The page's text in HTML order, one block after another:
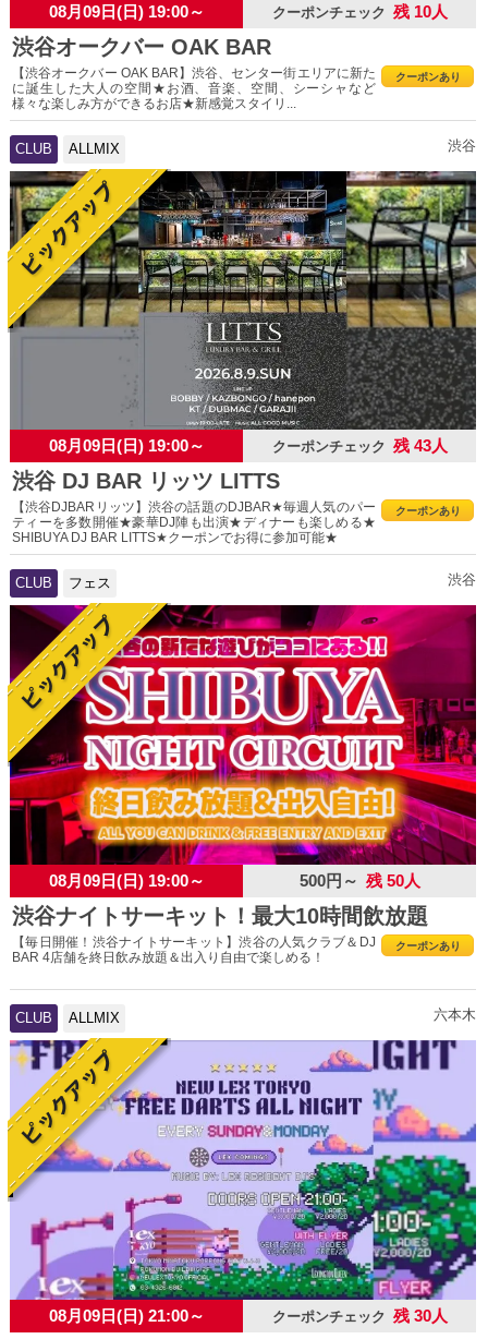
08月09日(日) 19:00～ クーポンチェック 残 10人
渋谷オークバー OAK BAR
クーポンあり
【渋谷オークバー OAK BAR】渋谷、センター街エリアに新た
に誕生した大人の空間★お酒、音楽、空間、シーシャなど
様々な楽しみ方ができるお店★新感覚スタイリ...
CLUB ALLMIX 渋谷
08月09日(日) 19:00～ クーポンチェック 残 43人
渋谷 DJ BAR リッツ LITTS
クーポンあり
【渋谷DJBARリッツ】渋谷の話題のDJBAR★毎週人気のパー
ティーを多数開催★豪華DJ陣も出演★ディナーも楽しめる★
SHIBUYA DJ BAR LITTS★クーポンでお得に参加可能★
CLUB フェス 渋谷
08月09日(日) 19:00～ 500円～ 残 50人
渋谷ナイトサーキット！最大10時間飲放題
クーポンあり
【毎日開催！渋谷ナイトサーキット】渋谷の人気クラブ＆DJ
BAR 4店舗を終日飲み放題＆出入り自由で楽しめる！
CLUB ALLMIX 六本木
08月09日(日) 21:00～ クーポンチェック 残 30人